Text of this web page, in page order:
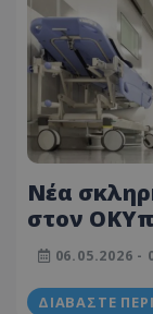
Νέα
στον
Μακάρειο:
πρόβλημα,
σημαίνει
06.05.2026 -
ΔΙΑΒΆΣΤΕ